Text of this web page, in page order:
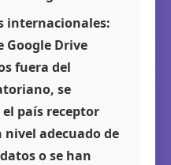
internacionales:
Google Drive
fuera del
se
país receptor
adecuado de
o se han